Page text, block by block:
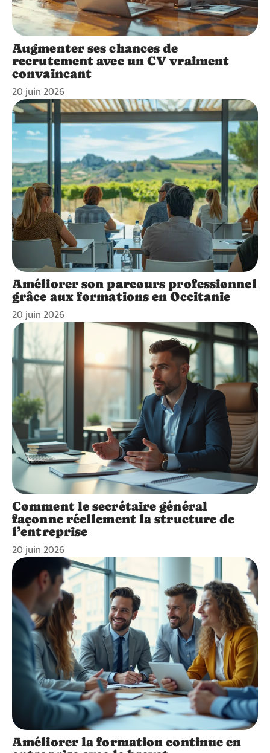
Augmenter ses chances de
recrutement avec un CV vraiment
convaincant
20 juin 2026
Améliorer son parcours professionnel
grâce aux formations en Occitanie
20 juin 2026
Comment le secrétaire général
façonne réellement la structure de
l’entreprise
20 juin 2026
Améliorer la formation continue en